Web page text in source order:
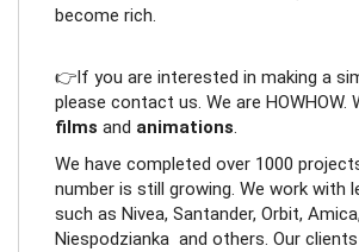
become rich.
👉If you are interested in making a
please contact us. We are HOWHOW.
films and animations.
We have completed over 1000
number is still growing. We work with
such as Nivea, Santander, Orbit,
Niespodzianka  and others. Our